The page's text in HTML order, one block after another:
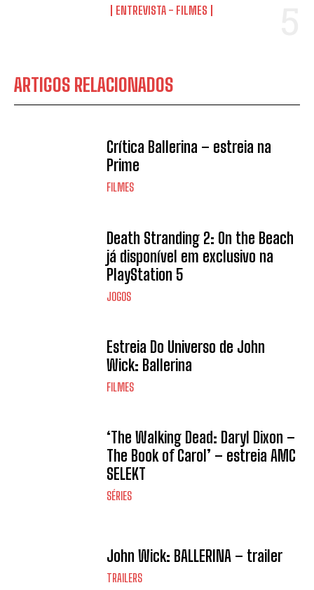
ENTREVISTA - FILMES
ARTIGOS RELACIONADOS
Crítica Ballerina – estreia na
Prime
FILMES
Death Stranding 2: On the Beach
já disponível em exclusivo na
PlayStation 5
JOGOS
Estreia Do Universo de John
Wick: Ballerina
FILMES
‘The Walking Dead: Daryl Dixon –
The Book of Carol’ – estreia AMC
SELEKT
SÉRIES
John Wick: BALLERINA – trailer
TRAILERS